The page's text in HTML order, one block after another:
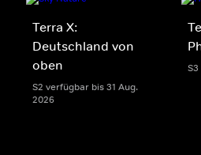
Terra X:
Deutschland von
oben
S2 verfügbar bis 31 Aug.
2026